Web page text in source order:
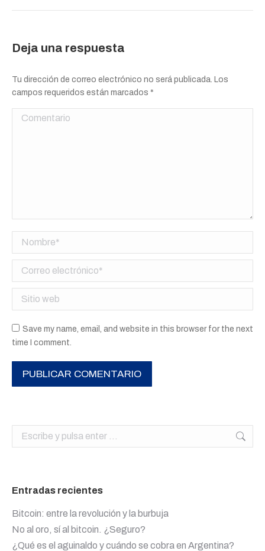
Deja una respuesta
Tu dirección de correo electrónico no será publicada. Los
campos requeridos están marcados *
Comentario
Nombre *
Correo electrónico *
Sitio web
Save my name, email, and website in this browser for the next
time I comment.
PUBLICAR COMENTARIO
Buscar:
Entradas recientes
Bitcoin: entre la revolución y la burbuja
No al oro, sí al bitcoin. ¿Seguro?
¿Qué es el aguinaldo y cuándo se cobra en Argentina?